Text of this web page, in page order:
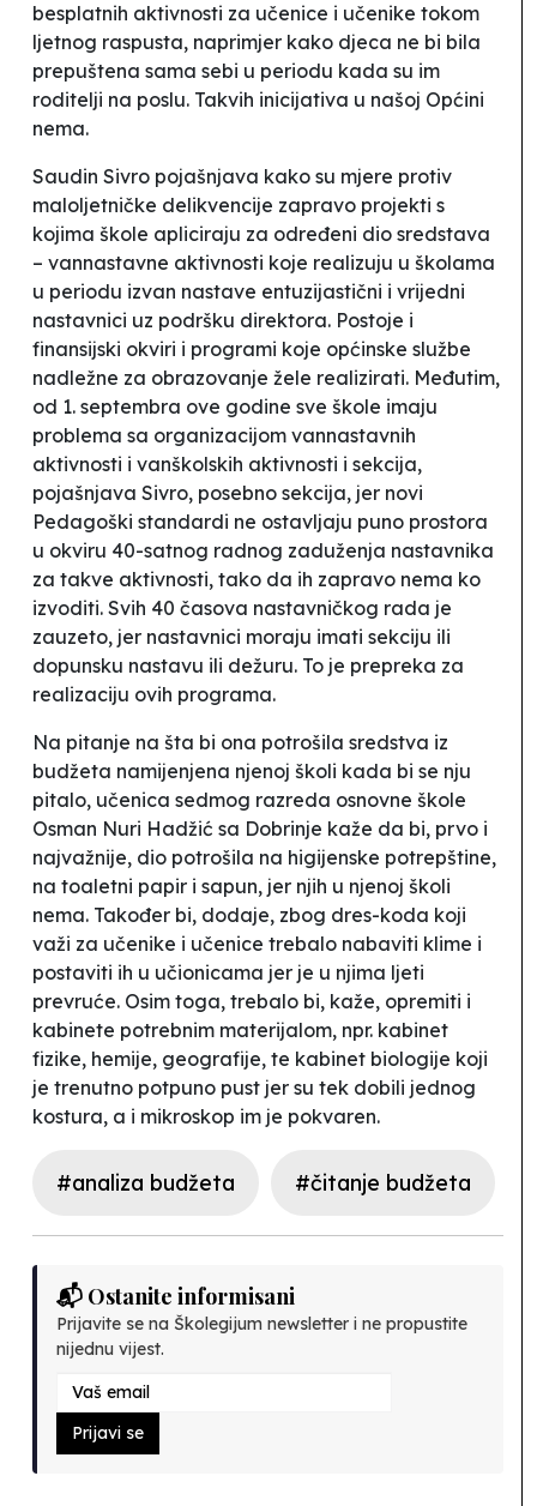
besplatnih aktivnosti za učenice i učenike tokom
ljetnog raspusta, naprimjer kako djeca ne bi bila
prepuštena sama sebi u periodu kada su im
roditelji na poslu. Takvih inicijativa u našoj Općini
nema.
Saudin Sivro pojašnjava kako su mjere protiv
maloljetničke delikvencije zapravo projekti s
kojima škole apliciraju za određeni dio sredstava
– vannastavne aktivnosti koje realizuju u školama
u periodu izvan nastave entuzijastični i vrijedni
nastavnici uz podršku direktora. Postoje i
finansijski okviri i programi koje općinske službe
nadležne za obrazovanje žele realizirati. Međutim,
od 1. septembra ove godine sve škole imaju
problema sa organizacijom vannastavnih
aktivnosti i vanškolskih aktivnosti i sekcija,
pojašnjava Sivro, posebno sekcija, jer novi
Pedagoški standardi ne ostavljaju puno prostora
u okviru 40-satnog radnog zaduženja nastavnika
za takve aktivnosti, tako da ih zapravo nema ko
izvoditi. Svih 40 časova nastavničkog rada je
zauzeto, jer nastavnici moraju imati sekciju ili
dopunsku nastavu ili dežuru. To je prepreka za
realizaciju ovih programa.
Na pitanje na šta bi ona potrošila sredstva iz
budžeta namijenjena njenoj školi kada bi se nju
pitalo, učenica sedmog razreda osnovne škole
Osman Nuri Hadžić sa Dobrinje kaže da bi, prvo i
najvažnije, dio potrošila na higijenske potrepštine,
na toaletni papir i sapun, jer njih u njenoj školi
nema. Također bi, dodaje, zbog dres-koda koji
važi za učenike i učenice trebalo nabaviti klime i
postaviti ih u učionicama jer je u njima ljeti
prevruće. Osim toga, trebalo bi, kaže, opremiti i
kabinete potrebnim materijalom, npr. kabinet
fizike, hemije, geografije, te kabinet biologije koji
je trenutno potpuno pust jer su tek dobili jednog
kostura, a i mikroskop im je pokvaren.
#analiza budžeta #čitanje budžeta
📬 Ostanite informisani
Prijavite se na Školegijum newsletter i ne propustite
nijednu vijest.
Prijavi se